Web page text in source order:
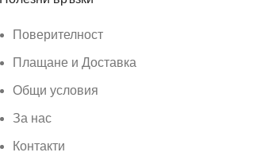
Поверителност
Плащане и Доставка
Общи условия
За нас
Контакти